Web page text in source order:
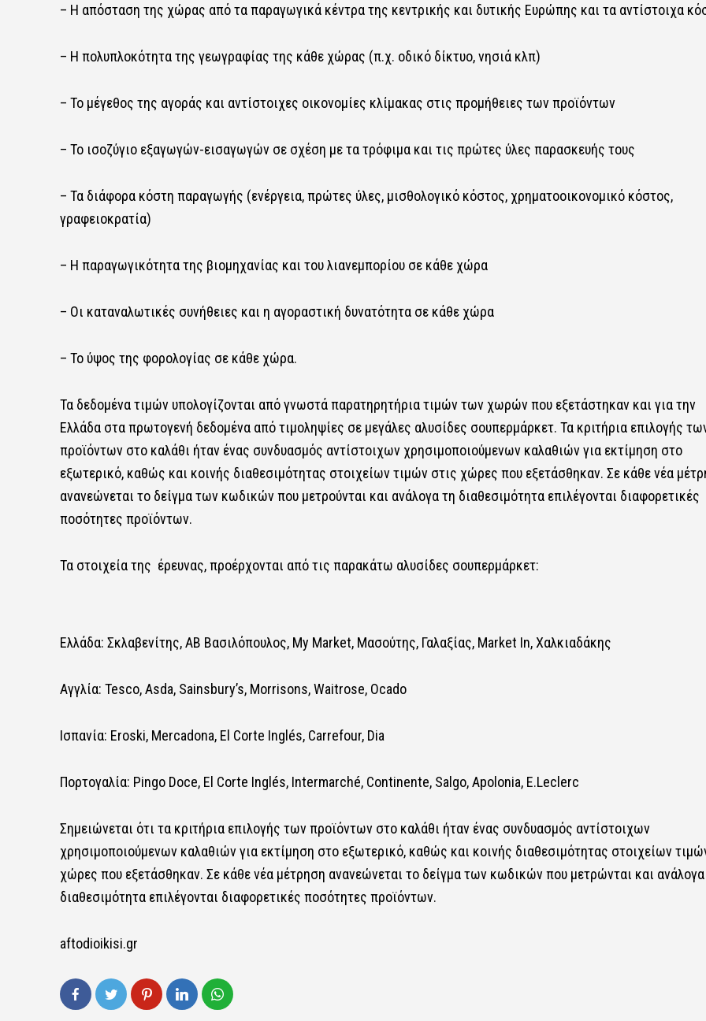
– Η απόσταση της χώρας από τα παραγωγικά κέντρα της κεντρικής και δυτικής Ευρώπης και τα αντίστοιχα
– Η πολυπλοκότητα της γεωγραφίας της κάθε χώρας (π.χ. οδικό δίκτυο, νησιά κλπ)
– Το μέγεθος της αγοράς και αντίστοιχες οικονομίες κλίμακας στις προμήθειες των προϊόντων
– Το ισοζύγιο εξαγωγών-εισαγωγών σε σχέση με τα τρόφιμα και τις πρώτες ύλες παρασκευής τους
– Τα διάφορα κόστη παραγωγής (ενέργεια, πρώτες ύλες, μισθολογικό κόστος, χρηματοοικονομικό κόστος,
γραφειοκρατία)
– Η παραγωγικότητα της βιομηχανίας και του λιανεμπορίου σε κάθε χώρα
– Οι καταναλωτικές συνήθειες και η αγοραστική δυνατότητα σε κάθε χώρα
– Το ύψος της φορολογίας σε κάθε χώρα.
Τα δεδομένα τιμών υπολογίζονται από γνωστά παρατηρητήρια τιμών των χωρών που εξετάστηκαν και για την
Ελλάδα στα πρωτογενή δεδομένα από τιμοληψίες σε μεγάλες αλυσίδες σουπερμάρκετ. Τα κριτήρια επιλογής
προϊόντων στο καλάθι ήταν ένας συνδυασμός αντίστοιχων χρησιμοποιούμενων καλαθιών για εκτίμηση στο
εξωτερικό, καθώς και κοινής διαθεσιμότητας στοιχείων τιμών στις χώρες που εξετάσθηκαν. Σε κάθε νέα
ανανεώνεται το δείγμα των κωδικών που μετρούνται και ανάλογα τη διαθεσιμότητα επιλέγονται διαφορετικές
ποσότητες προϊόντων.
Τα στοιχεία της έρευνας, προέρχονται από τις παρακάτω αλυσίδες σουπερμάρκετ:
Ελλάδα: Σκλαβενίτης, ΑΒ Βασιλόπουλος, My Market, Μασούτης, Γαλαξίας, Market In, Χαλκιαδάκης
Αγγλία: Tesco, Asda, Sainsbury’s, Morrisons, Waitrose, Ocado
Ισπανία: Eroski, Mercadona, El Corte Inglés, Carrefour, Dia
Πορτογαλία: Pingo Doce, El Corte Inglés, Intermarché, Continente, Salgo, Apolonia, E.Leclerc
Σημειώνεται ότι τα κριτήρια επιλογής των προϊόντων στο καλάθι ήταν ένας συνδυασμός αντίστοιχων
χρησιμοποιούμενων καλαθιών για εκτίμηση στο εξωτερικό, καθώς και κοινής διαθεσιμότητας στοιχείων
χώρες που εξετάσθηκαν. Σε κάθε νέα μέτρηση ανανεώνεται το δείγμα των κωδικών που μετρώνται και
διαθεσιμότητα επιλέγονται διαφορετικές ποσότητες προϊόντων.
aftodioikisi.gr